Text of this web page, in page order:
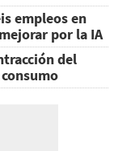
empleos en
por la IA
del